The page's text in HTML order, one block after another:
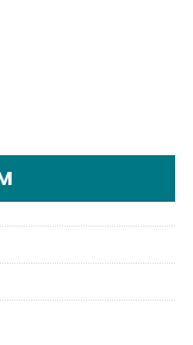
mennyiség